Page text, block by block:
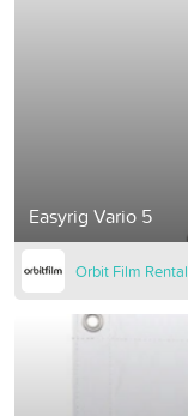
Easyrig Vario 5
Orbit Film Rental